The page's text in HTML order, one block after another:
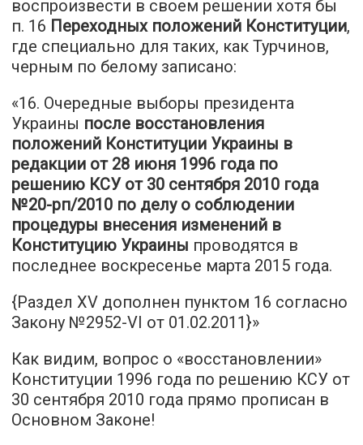
воспроизвести в своем решении хотя бы
п. 16 Переходных положений Конституции,
где специально для таких, как Турчинов,
черным по белому записано:
«16. Очередные выборы президента
Украины после восстановления
положений Конституции Украины в
редакции от 28 июня 1996 года по
решению КСУ от 30 сентября 2010 года
№20-рп/2010 по делу о соблюдении
процедуры внесения изменений в
Конституцию Украины проводятся в
последнее воскресенье марта 2015 года.
{Раздел XV дополнен пунктом 16 согласно
Закону №2952-VI от 01.02.2011}»
Как видим, вопрос о «восстановлении»
Конституции 1996 года по решению КСУ от
30 сентября 2010 года прямо прописан в
Основном Законе!